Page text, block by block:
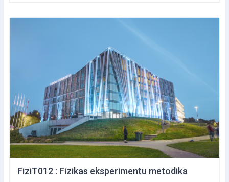
FiziT012 : Fizikas eksperimentu metodika